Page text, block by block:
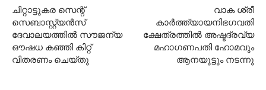
ചിറ്റാട്ടുകര സെന്റ്
സെബാസ്റ്റ്യന്‍സ്
ദേവാലയത്തില്‍ സൗജന്യ
ഔഷധ കഞ്ഞി കിറ്റ്
വിതരണം ചെയ്തു
വാക ശ്രീ
കാര്‍ത്ത്യായനിഭഗവതി
ക്ഷേത്രത്തില്‍ അഷ്ടദ്രവ്യ
മഹാഗണപതി ഹോമവും
ആനയുട്ടും നടന്നു